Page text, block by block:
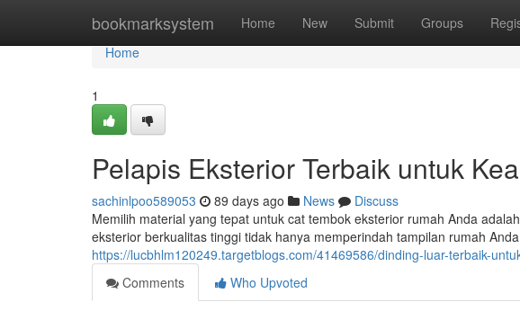
bookmarksystem Home New Submit Groups
Home
Home
1
Pelapis Eksterior Terbaik untuk
sachinlpoo589053 89 days ago News
Discuss
Memilih material yang tepat untuk cat tembok eksterior rumah Anda
eksterior berkualitas tinggi tidak hanya memperindah tampilan rumah
https://lucbhlm120249.targetblogs.com/41469586/dinding-luar-terbaik-
Comments
Who Upvoted